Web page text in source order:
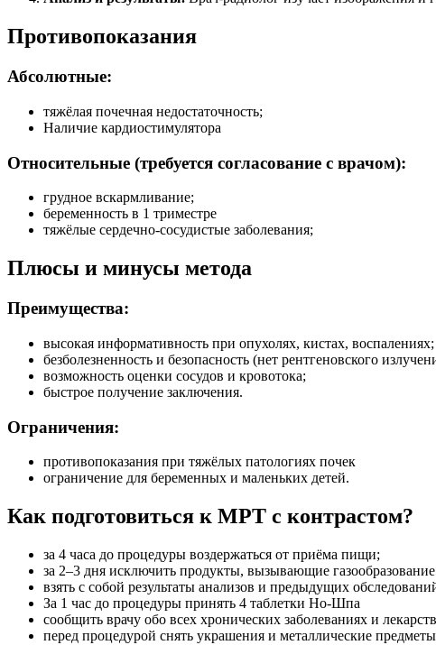
Противопоказания
Абсолютные:
тяжёлая почечная недостаточность;
Наличие кардиостимулятора
Относительные (требуется согласование с врачом):
грудное вскармливание;
беременность в 1 триместре
тяжёлые сердечно-сосудистые заболевания;
Плюсы и минусы метода
Преимущества:
высокая информативность при опухолях, кистах, воспалениях;
безболезненность и безопасность (нет рентгеновского
возможность оценки сосудов и кровотока;
быстрое получение заключения.
Ограничения:
противопоказания при тяжёлых патологиях почек
ограничение для беременных и маленьких детей.
Как подготовиться к МРТ с контрастом?
за 4 часа до процедуры воздержаться от приёма пищи;
за 2–3 дня исключить продукты, вызывающие
взять с собой результаты анализов и предыдущих
За 1 час до процедуры принять 4 таблетки Но-Шпа
сообщить врачу обо всех хронических заболеваниях и
перед процедурой снять украшения и металлические